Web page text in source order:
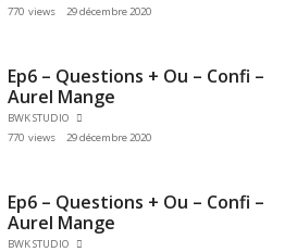
770 views
29 décembre 2020
Ep6 – Questions + Ou – Confi –
Aurel Mange
BWK STUDIO
770 views
29 décembre 2020
Ep6 – Questions + Ou – Confi –
Aurel Mange
BWK STUDIO